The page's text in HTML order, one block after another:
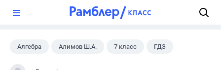
Алгебра Алимов Ш.А. 7 класс ГДЗ